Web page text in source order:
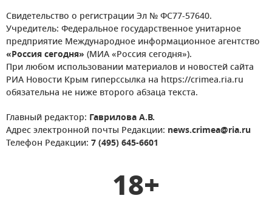
Свидетельство о регистрации Эл № ФС77-57640.
Учредитель: Федеральное государственное унитарное
предприятие Международное информационное агентство
«Россия сегодня» (МИА «Россия сегодня»).
При любом использовании материалов и новостей сайта
РИА Новости Крым гиперссылка на https://crimea.ria.ru
обязательна не ниже второго абзаца текста.
Главный редактор: Гаврилова А.В.
Адрес электронной почты Редакции: news.crimea@ria.ru
Телефон Редакции: 7 (495) 645-6601
18+